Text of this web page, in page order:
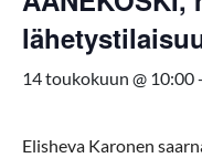
14 toukokuun @ 10:00-
Elisheva Karonen